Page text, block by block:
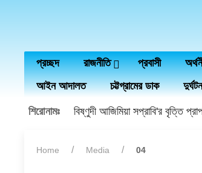
প্রচ্ছদ রাজনীতি প্রবাসী
আইন আদালত
চট্টগ্রামের ডাক
শিরোনামঃ বিষ্ণুদী আজিমিয়া সপ্রাবি'র বৃত্তি
Home Media 04